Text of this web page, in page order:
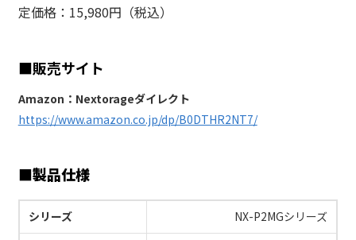
定価格：15,980円（税込）
■販売サイト
Amazon：Nextorageダイレクト
https://www.amazon.co.jp/dp/B0DTHR2NT7/
■製品仕様
シリーズ NX-P2MGシリーズ